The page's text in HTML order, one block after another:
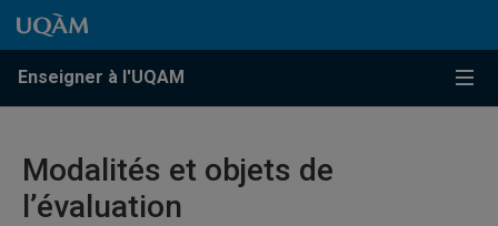
Passer au contenu
Accéder au menu principal
Accéder à la recherche
Passer au contenu
Accéder au menu principal
Enseigner à l'UQAM
Modalités et objets de
l’évaluation